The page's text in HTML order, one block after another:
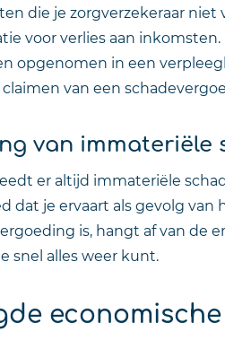
die je zorgverzekeraar
voor verlies aan
opgenomen in een
van een
van
er altijd immateriële
dat je ervaart als gevolg
is, hangt af van de
snel alles weer kunt.